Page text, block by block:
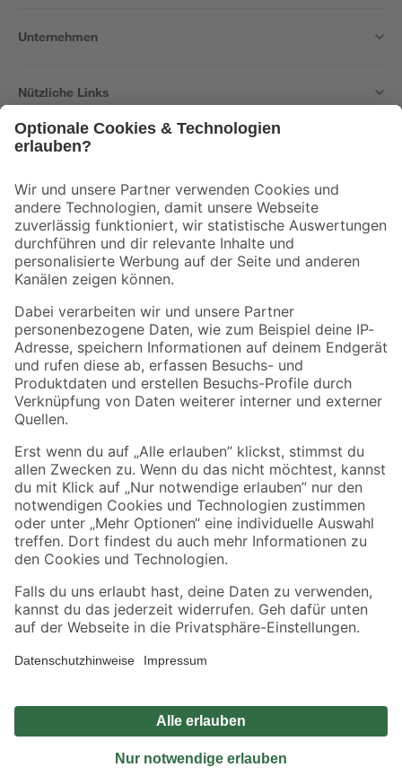
Unternehmen
Nützliche Links
Der toom Newsletter: Keine Angebote und Aktionen mehr verpassen!
Zur Newsletter Anmeldung
Folge uns
Zahlungsarten Versandarten
Sicher einkaufen
Jetzt die toom-App herunterladen
Alle Preisangaben in EUR inkl. gesetzl. MwSt.. Die dargestellten Angebote sind unter
Umständen nicht in allen Märkten verfügbar. Die angegebenen Verfügbarkeiten beziehen
Produkte nur solange der Vorrat reicht.
*Paketversand ab 59 € versandkostenfrei, gilt nicht für Artikel mit Speditionsversand, hier
Privatsphäre Impressum
Nutzungsbedingungen
Widerrufsrecht
Vertrag widerrufen